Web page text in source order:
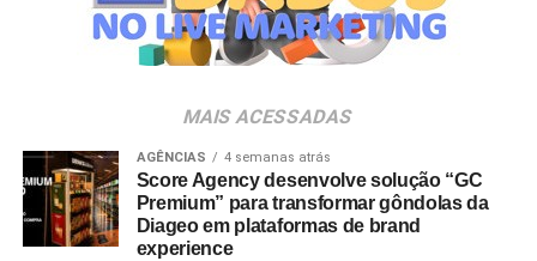
Villa Lobos.
Para ingressar no programa e participar do sorteio, os
Shopping Villa Lobos, efetuar o cadastro e enviar
comprovantes fiscais de qualquer valor. O regulamento
completo está disponível no site do empreendimento.
MAIS ACESSADAS
AGÊNCIAS 4 semanas atrás
Score Agency desenvolve solução “GC
Premium” para transformar gôndolas da
Diageo em plataformas de brand
experience